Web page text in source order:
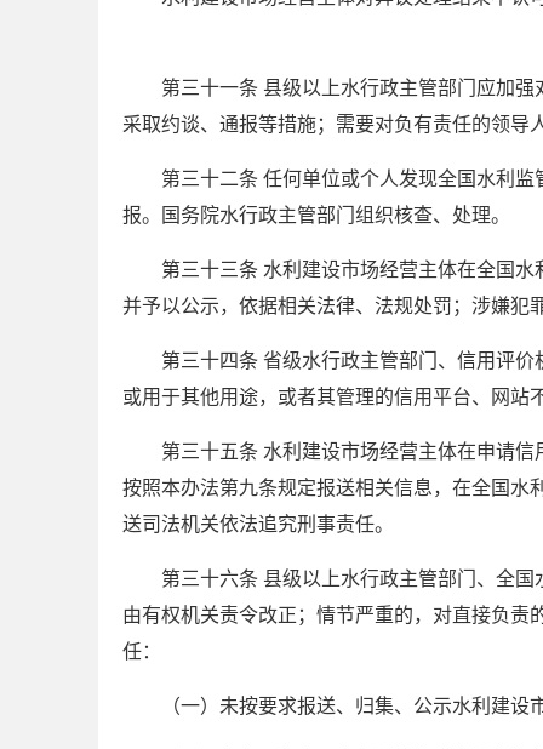
第三十一条 县级以上水行政主管部门应加
采取约谈、通报等措施；需要对负有责任的领
第三十二条 任何单位或个人发现全国水利
报。国务院水行政主管部门组织核查、处理。
第三十三条 水利建设市场经营主体在全国
并予以公示，依据相关法律、法规处罚；涉嫌犯
第三十四条 省级水行政主管部门、信用评
或用于其他用途，或者其管理的信用平台、网
第三十五条 水利建设市场经营主体在申请
按照本办法第九条规定报送相关信息，在全国水
送司法机关依法追究刑事责任。
第三十六条 县级以上水行政主管部门、全
由有权机关责令改正；情节严重的，对直接负
任：
（一）未按要求报送、归集、公示水利建设